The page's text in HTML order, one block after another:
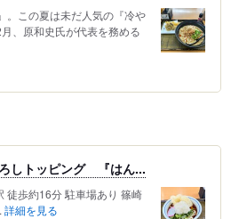
。この夏は未だ人気の『冷や
、原和史氏が代表を務める
しトッピング 『はん...
徒歩約16分 駐車場あり 篠崎
詳細を見る